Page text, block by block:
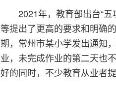
2021年，教育部出台“
等提出了更高的要求和明确
期，常州市某小学发出通知
业，未完成作业的第二天也
好的同时，不少教育从业者